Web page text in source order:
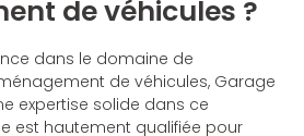
de véhicules ?
dans le domaine de
de véhicules, Garage
expertise solide dans ce
est hautement qualifiée pour